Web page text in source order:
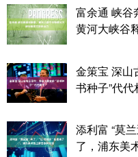
富余通 峡谷
黄河大峡谷
金策宝 深山
书种子”代代
添利富 “莫
了，浦东美